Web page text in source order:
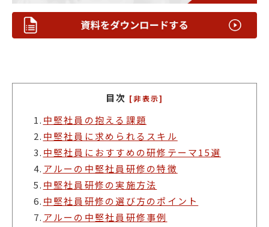
目次 [非表示]
1. 中堅社員の抱える課題
2. 中堅社員に求められるスキル
3. 中堅社員におすすめの研修テーマ15選
4. アルーの中堅社員研修の特徴
5. 中堅社員研修の実施方法
6. 中堅社員研修の選び方のポイント
7. アルーの中堅社員研修事例